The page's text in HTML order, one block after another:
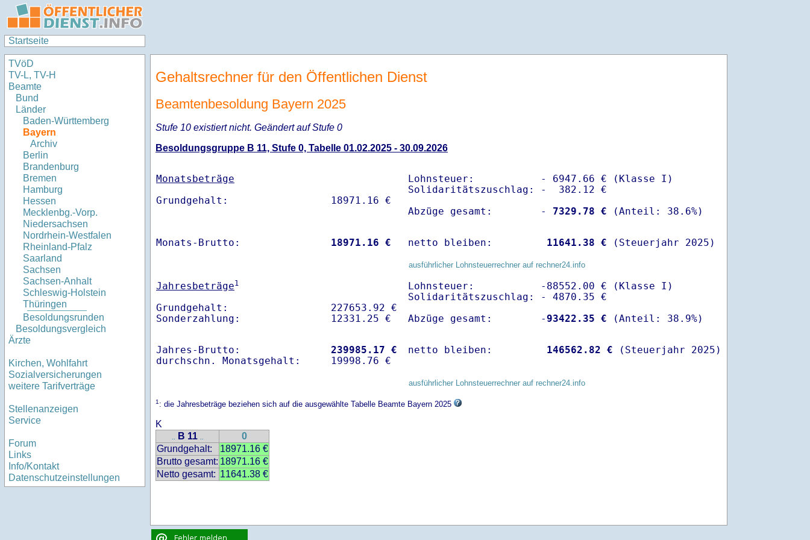
Startseite
TVöD
TV-L, TV-H
Beamte
Bund
Länder
Baden-Württemberg
Bayern
Archiv
Berlin
Brandenburg
Bremen
Hamburg
Hessen
Mecklenbg.-Vorp.
Niedersachsen
Nordrhein-Westfalen
Rheinland-Pfalz
Saarland
Sachsen
Sachsen-Anhalt
Schleswig-Holstein
Thüringen
Besoldungsrunden
Besoldungsvergleich
Ärzte
Kirchen, Wohlfahrt
Sozialversicherungen
weitere Tarifverträge
Stellenanzeigen
Service
Forum
Links
Info/Kontakt
Datenschutzeinstellungen
Gehaltsrechner für den Öffentlichen Dienst
Beamtenbesoldung Bayern 2025
Stufe 10 existiert nicht. Geändert auf Stufe 0
Besoldungsgruppe B 11, Stufe 0, Tabelle 01.02.2025 - 30.09.2026
Monatsbeträge
Lohnsteuer:           - 6947.66 € (Klasse I)
Solidaritätszuschlag: -  382.12 €
Abzüge gesamt:        -
7329.78 €
Monats-Brutto: 18971.16 € netto bleiben: 11641.38 € (Steuerjahr 2025)
ausführlicher Lohnsteuerrechner auf rechner24.info
Jahresbeträge1
Grundgehalt:                 227653.92 €
Lohnsteuer:           -88552.00 € (Klasse I)
Solidaritätszuschlag: - 4870.35 €
Abzüge gesamt:        - 93422.35 €
Jahres-Brutto: 239985.17 €
netto bleiben: 146562.82 € (Steuerjahr 2025)
ausführlicher Lohnsteuerrechner auf rechner24.info
1: die Jahresbeträge beziehen sich auf die ausgewählte Tabelle Beamte Bayern 2025
K
.. B 11 ..
0
Grundgehalt:
18971.16 €
Brutto gesamt: 18971.16 €
Netto gesamt: 11641.38 €